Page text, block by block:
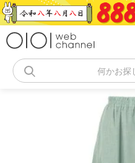
コ
ン
何かお探